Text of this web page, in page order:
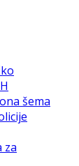
šema
za